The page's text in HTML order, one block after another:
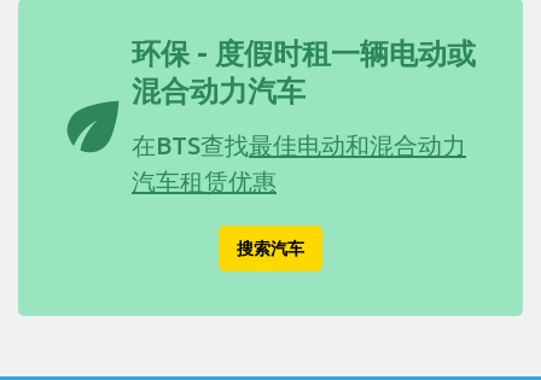
eco
环保 - 度假时租一辆电动或
混合动力汽车
在BTS查找最佳电动和混合动力
汽车租赁优惠
搜索汽车